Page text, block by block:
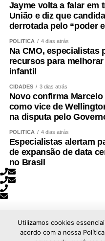
Jayme volta a falar em
União e diz que
derrotada pelo “poder
POLÍTICA 4 dias atrás
Na CMO, especialistas
recursos para
infantil
CIDADES 3 dias atrás
Novo confirma Marcelo
como vice de
na disputa pelo
POLÍTICA 4 dias atrás
Especialistas alertam
de expansão de data
no Brasil
Utilizamos cookies
acordo com a nossa